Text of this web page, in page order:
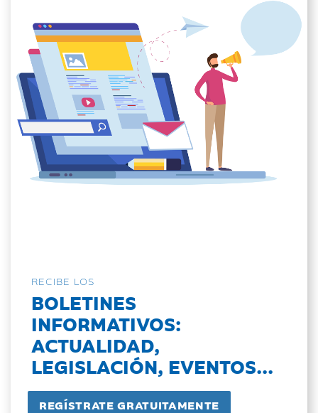
RECIBE LOS
BOLETINES
INFORMATIVOS:
ACTUALIDAD,
LEGISLACIÓN, EVENTOS...